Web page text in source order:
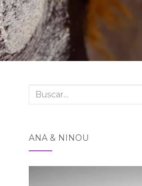
Buscar:
ANA & NINOU